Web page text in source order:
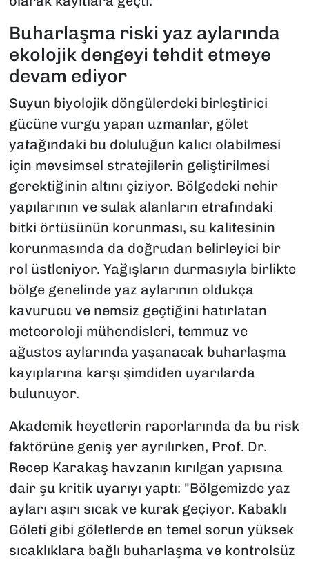
Buharlaşma riski yaz aylarında
ekolojik dengeyi tehdit etmeye
devam ediyor
Suyun biyolojik döngülerdeki birleştirici
gücüne vurgu yapan uzmanlar, gölet
yatağındaki bu doluluğun kalıcı olabilmesi
için mevsimsel stratejilerin geliştirilmesi
gerektiğinin altını çiziyor. Bölgedeki nehir
yapılarının ve sulak alanların etrafındaki
bitki örtüsünün korunması, su kalitesinin
korunmasında da doğrudan belirleyici bir
rol üstleniyor. Yağışların durmasıyla birlikte
bölge genelinde yaz aylarının oldukça
kavurucu ve nemsiz geçtiğini hatırlatan
meteoroloji mühendisleri, temmuz ve
ağustos aylarında yaşanacak buharlaşma
kayıplarına karşı şimdiden uyarılarda
bulunuyor.
Akademik heyetlerin raporlarında da bu risk
faktörüne geniş yer ayrılırken, Prof. Dr.
Recep Karakaş havzanın kırılgan yapısına
dair şu kritik uyarıyı yaptı: "Bölgemizde yaz
ayları aşırı sıcak ve kurak geçiyor. Kabaklı
Göleti gibi göletlerde en temel sorun yüksek
sıcaklıklara bağlı buharlaşma ve kontrolsüz